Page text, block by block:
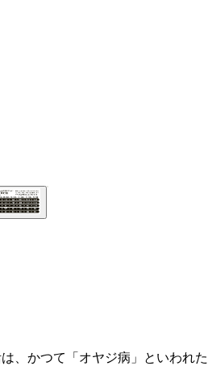
、かつて「オヤジ病」といわれた